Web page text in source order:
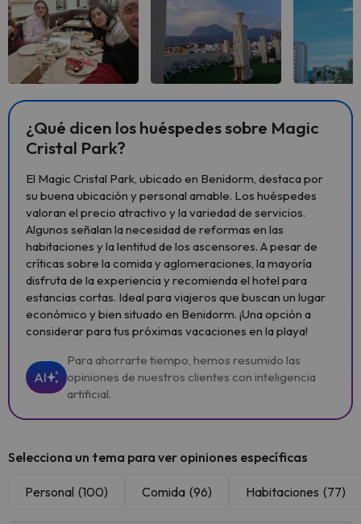
¿Qué dicen los huéspedes sobre Magic
Cristal Park?
El Magic Cristal Park, ubicado en Benidorm, destaca por
su buena ubicación y personal amable. Los huéspedes
valoran el precio atractivo y la variedad de servicios.
Algunos señalan la necesidad de reformas en las
habitaciones y la lentitud de los ascensores. A pesar de
críticas sobre la comida y aglomeraciones, la mayoría
disfruta de la experiencia y recomienda el hotel para
estancias cortas. Ideal para viajeros que buscan un lugar
económico y bien situado en Benidorm. ¡Una opción a
considerar para tus próximas vacaciones en la playa!
AI
Para ahorrarte tiempo, hemos resumido las
opiniones de nuestros clientes con inteligencia
artificial.
Selecciona un tema para ver opiniones específicas
Personal (100) Comida (96) Habitaciones (77)